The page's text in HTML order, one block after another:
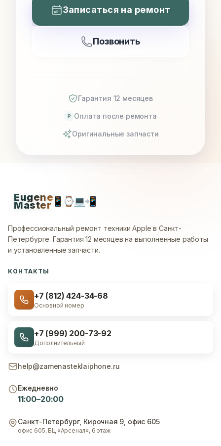
Записаться на ремонт
Позвонить
Гарантия 12 месяцев
P Оплата после ремонта
Оригинальные запчасти
Eugene
Master📱 ⌚💻📲
Профессиональный ремонт техники Apple в Санкт-
Петербурге. Гарантия 12 месяцев на выполненные работы
и установленные запчасти.
КОНТАКТЫ
+7 (812) 424-34-68
Основной номер
+7 (999) 200-73-92
Дополнительный
help@zamenasteklaiphone.ru
Ежедневно
11:00–20:00
Санкт-Петербург, Кирочная 9, офис 605
офис 605, БЦ «Арсенал», 6 этаж